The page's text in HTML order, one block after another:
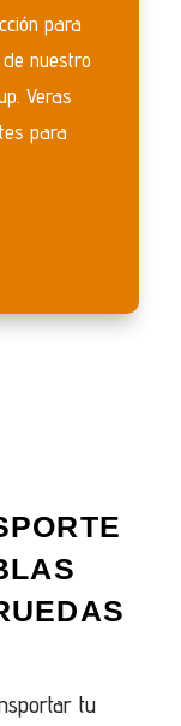
para
nuestro
Veras
para
tu